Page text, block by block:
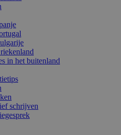
in het buitenland
schrijven